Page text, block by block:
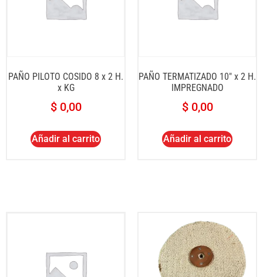
PAÑO PILOTO COSIDO 8 x 2 H.
x KG
$0,00
Añadir al carrito
PAÑO TERMATIZADO 10″ x 2 H.
IMPREGNADO
$0,00
Añadir al carrito